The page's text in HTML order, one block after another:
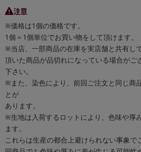
注意
※価格は1個の価格です。
1個＝1個単位でお買い物をして頂けます。
※当店、一部商品の在庫を実店舗と共有し
頂いた商品が品切れになっている場合がご
下さい。
※また、染色により、前回ご注文と同じ商
とが
あります。
※生地は入荷するロットにより、色味や厚
ます。
これらは生産の都合上避けられない事象で